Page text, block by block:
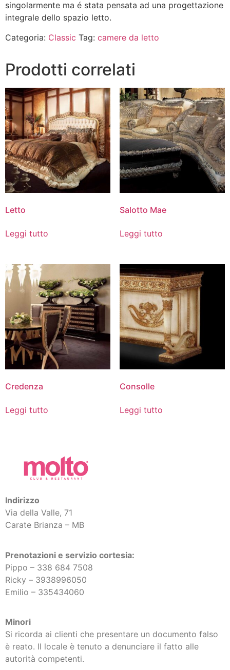
singolarmente ma é stata pensata ad una progettazione
integrale dello spazio letto.
Categoria: Classic Tag: camere da letto
Prodotti correlati
Letto
Leggi tutto
Salotto Mae
Leggi tutto
Credenza
Leggi tutto
Consolle
Leggi tutto
Indirizzo
Via della Valle, 71
Carate Brianza – MB
Prenotazioni e servizio cortesia:
Pippo – 338 684 7508
Ricky – 3938996050
Emilio – 335434060
Minori
Si ricorda ai clienti che presentare un documento falso
è reato. Il locale è tenuto a denunciare il fatto alle
autorità competenti.